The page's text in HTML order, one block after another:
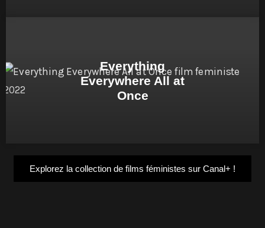
Everything
Everywhere All at
Once
Explorez la collection de films féministes sur Canal+ !